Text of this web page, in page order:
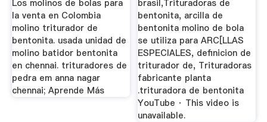
Los molinos de bolas para
la venta en Colombia
molino triturador de
bentonita. usada unidad de
molino batidor bentonita
en chennai. trituradores de
pedra em anna nagar
chennai; Aprende Más
brasil,Trituradoras de
bentonita, arcilla de
bentonita molino de bola
se utiliza para ARC[LLAS
ESPECIALES, definicion de
triturador de, Trituradoras
fabricante planta
.trituradora de bentonita
YouTube · This video is
unavailable.